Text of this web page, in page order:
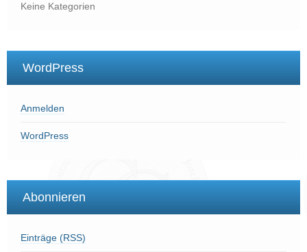
Keine Kategorien
WordPress
Anmelden
WordPress
Abonnieren
Einträge (RSS)